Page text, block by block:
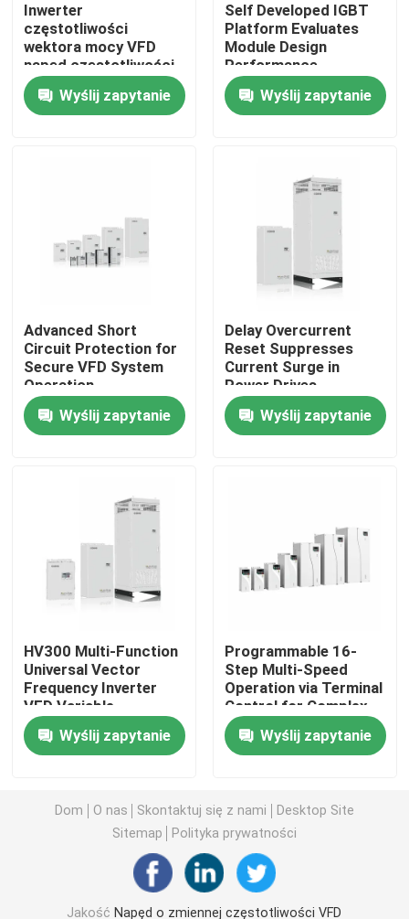
Produkty
Filmy
Kontrola jakości
Skontaktuj się z nami
Nowości
Poproś o wycenę
Napęd o zmiennej częstotliwości VFD
Przetwornica zmiennej częstotliwości
Przemiennik częstotliwości VFD
Przetwornica częstotliwości
Stacja ładowania pojazdów elektrycznych z
Optymalizator słoneczny
Inwerter
częstotliwości
wektora mocy VFD
napęd częstotliwości
V/F sterowanie 200-
240V 1PH/3PH
napięcie wejściowe
Wyślij zapytanie
Self Developed IGBT
Platform Evaluates
Module Design
Performance
Wyślij zapytanie
Advanced Short
Circuit Protection for
Secure VFD System
Operation
Wyślij zapytanie
Delay Overcurrent
Reset Suppresses
Current Surge in
Power Drives
Wyślij zapytanie
HV300 Multi-Function
Universal Vector
Frequency Inverter
VFD Variable
Frequency Drive AC
Drive Wyślij zapytanie
Programmable 16-
Step Multi-Speed
Operation via Terminal
Control for Complex
Sequences
Wyślij zapytanie
Dom O nas Skontaktuj się z nami
Desktop Site
Sitemap
Polityka prywatności
Jakość Napęd o zmiennej częstotliwości VFD